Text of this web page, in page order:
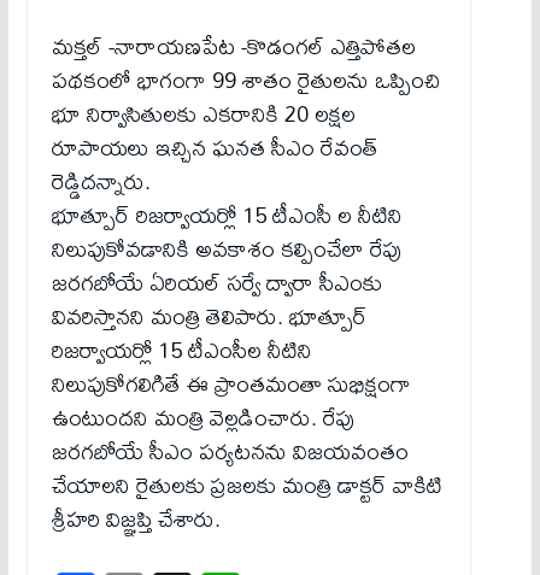
మక్తల్ -నారాయణపేట -కొడంగల్ ఎత్తిపోతల
పథకంలో భాగంగా 99 శాతం రైతులను ఒప్పించి
భూ నిర్వాసితులకు ఎకరానికి 20 లక్షల
రూపాయలు ఇచ్చిన ఘనత సీఎం రేవంత్
రెడ్డిదన్నారు.
భూత్పూర్ రిజర్వాయర్లో 15 టీఎంసీ ల నీటిని
నిలుపుకోవడానికి అవకాశం కల్పించేలా రేపు
జరగబోయే ఏరియల్ సర్వే ద్వారా సీఎంకు
వివరిస్తానని మంత్రి తెలిపారు. భూత్పూర్
రిజర్వాయర్లో 15 టీఎంసీల నీటిని
నిలుపుకోగలిగితే ఈ ప్రాంతమంతా సుభిక్షంగా
ఉంటుందని మంత్రి వెల్లడించారు. రేపు
జరగబోయే సీఎం పర్యటనను విజయవంతం
చేయాలని రైతులకు ప్రజలకు మంత్రి డాక్టర్ వాకిటి
శ్రీహరి విజ్ఞప్తి చేశారు.